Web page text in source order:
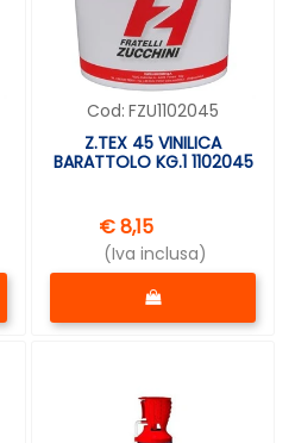
Cod: FZU1102045
Z.TEX 45 VINILICA
BARATTOLO KG.1 1102045
€ 8,15
(Iva inclusa)
Quantità